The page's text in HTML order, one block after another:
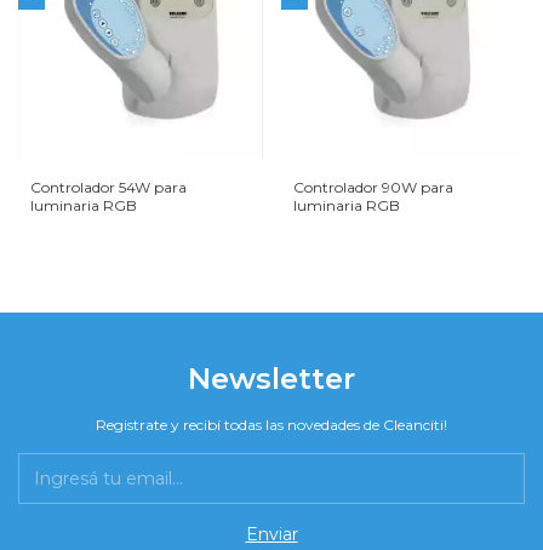
Controlador 54W para
luminaria RGB
Controlador 90W para
luminaria RGB
Newsletter
Registrate y recibí todas las novedades de Cleanciti!